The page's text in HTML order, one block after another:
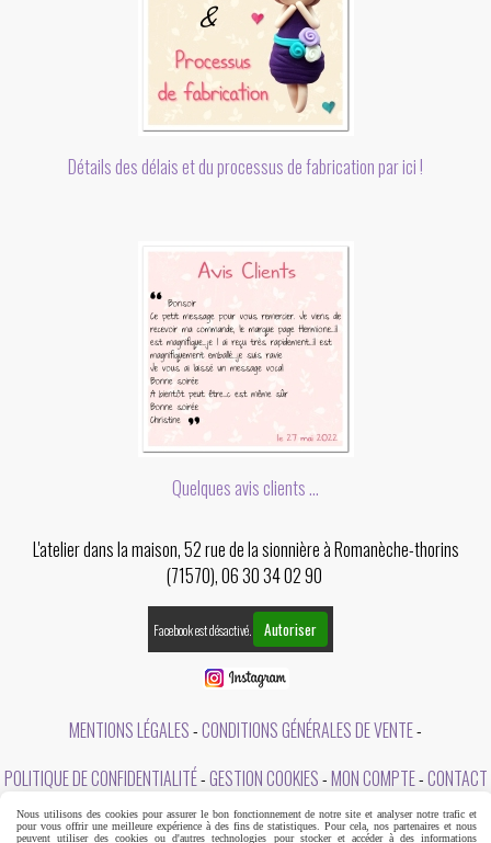
Détails des délais et du processus de fabrication par ici !
Quelques avis clients ...
L'atelier dans la maison, 52 rue de la sionnière à Romanèche-thorins
(71570), 06 30 34 02 90
Facebook est désactivé. Autoriser
MENTIONS LÉGALES CONDITIONS GÉNÉRALES DE VENTE
POLITIQUE DE CONFIDENTIALITÉ GESTION COOKIES MON COMPTE CONTACT
A PROPOS DE L'ATELIER DANS LA MAISON
Nous utilisons des cookies pour assurer le bon fonctionnement de notre site et analyser notre trafic et
pour vous offrir une meilleure expérience à des fins de statistiques. Pour cela, nos partenaires et nous
peuvent utiliser des cookies ou d'autres technologies pour stocker et accéder à des informations